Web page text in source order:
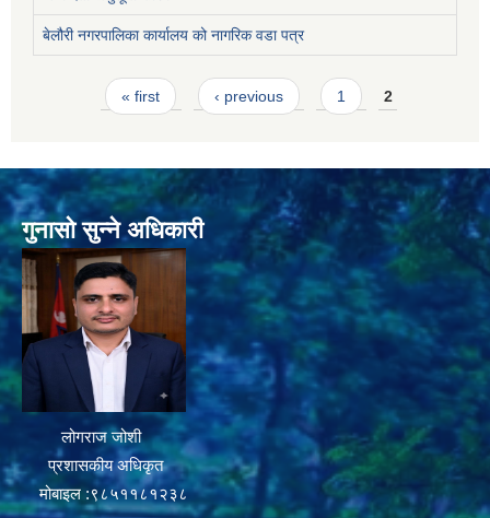
बेलौरी नगरपालिका कार्यालय को नागरिक वडा पत्र
Pages« first ‹ previous 1 2
गुनासो सुन्ने अधिकारी
लोगराज जोशी
प्रशासकीय अधिकृत
मोबाइल :९८५११८१२३८